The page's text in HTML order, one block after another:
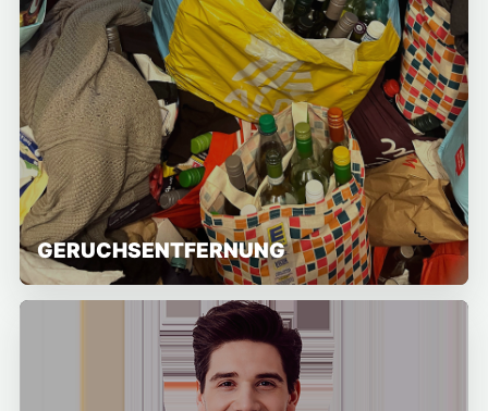
GERUCHSENTFERNUNG